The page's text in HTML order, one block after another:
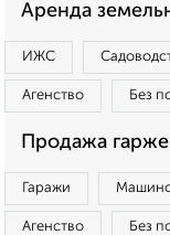
Аренда
ИЖС
Агенство Без
Продажа
Гаражи
Агенство Без